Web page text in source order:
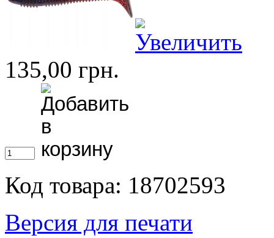
135,00 грн.
Код товара: 18702593
Версия для печати